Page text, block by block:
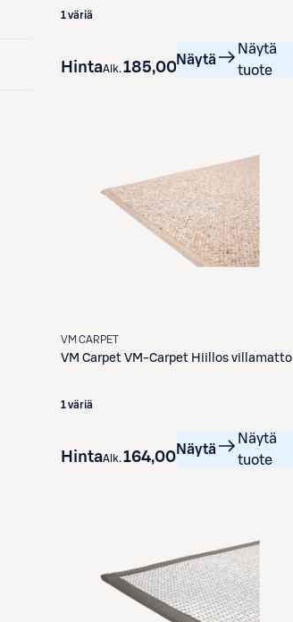
1 väriä
HintaAlk. 185,00 €Näytä
Näytä
tuote
VM CARPET
VM Carpet VM-Carpet Hiillos villamatto
1 väriä
HintaAlk. 164,00 €Näytä
Näytä
tuote